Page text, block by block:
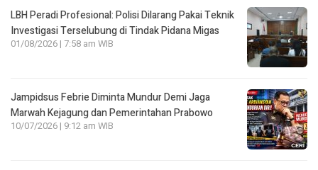
LBH Peradi Profesional: Polisi Dilarang Pakai Teknik
Investigasi Terselubung di Tindak Pidana Migas
01/08/2026 | 7:58 am WIB
Jampidsus Febrie Diminta Mundur Demi Jaga
Marwah Kejagung dan Pemerintahan Prabowo
10/07/2026 | 9:12 am WIB